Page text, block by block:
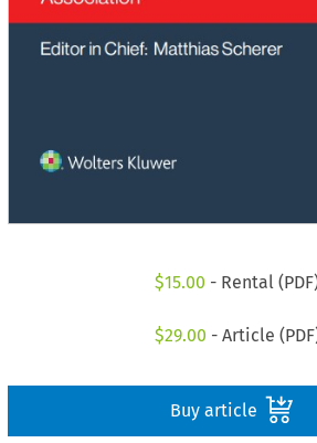
$15.00 - Rental
$29.00 - Article
Buy article